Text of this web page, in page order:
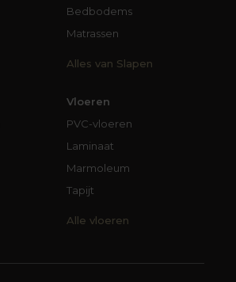
Bedbodems
Matrassen
Alles van Slapen
Vloeren
PVC-vloeren
Laminaat
Marmoleum
Tapijt
Alle vloeren